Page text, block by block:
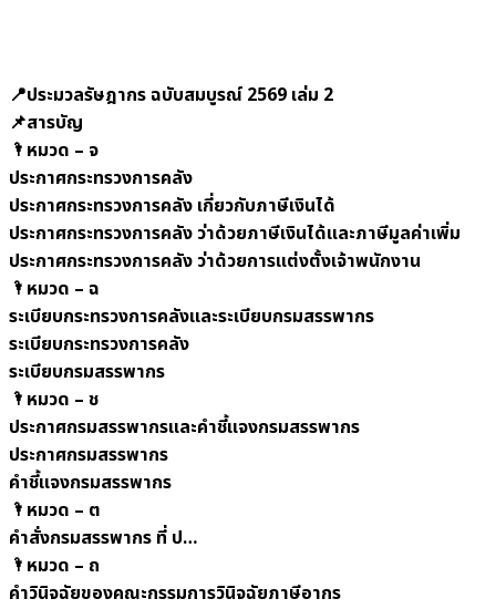
📍ประมวลรัษฎากร ฉบับสมบูรณ์ 2569 เล่ม 2
📌สารบัญ
🌂 หมวด – จ
ประกาศกระทรวงการคลัง
ประกาศกระทรวงการคลัง เกี่ยวกับภาษีเงินได้
ประกาศกระทรวงการคลัง ว่าด้วยภาษีเงินได้และภาษีมูลค่าเพิ่ม
ประกาศกระทรวงการคลัง ว่าด้วยการแต่งตั้งเจ้าพนักงาน
🌂หมวด – ฉ
ระเบียบกระทรวงการคลังและระเบียบกรมสรรพากร
ระเบียบกระทรวงการคลัง
ระเบียบกรมสรรพากร
🌂หมวด – ช
ประกาศกรมสรรพากรและคำชี้แจงกรมสรรพากร
ประกาศกรมสรรพากร
คำชี้แจงกรมสรรพากร
🌂หมวด – ต
คำสั่งกรมสรรพากร ที่ ป…
🌂หมวด – ถ
คำวินิจฉัยของคณะกรรมการวินิจฉัยภาษีอากร